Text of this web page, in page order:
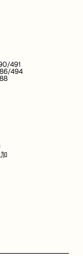
491
494